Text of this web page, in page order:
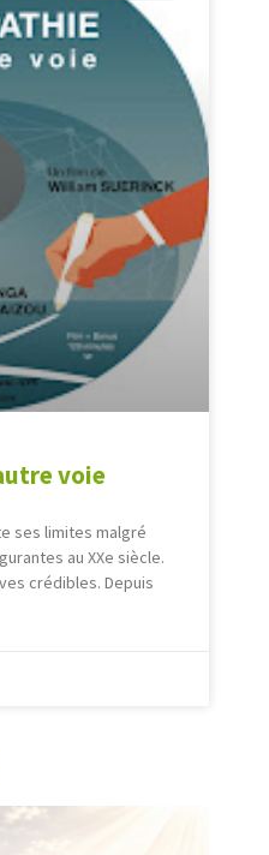
voie
ses limites malgré
au XXe siècle.
crédibles. Depuis